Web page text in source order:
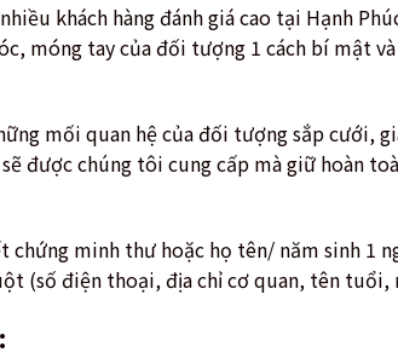
khách hàng đánh giá cao tại Hạnh
móng tay của đối tượng 1 cách bí mật
mối quan hệ của đối tượng sắp cưới,
được chúng tôi cung cấp mà giữ hoàn
chứng minh thư hoặc họ tên/ năm sinh 1
(số điện thoại, địa chỉ cơ quan, tên